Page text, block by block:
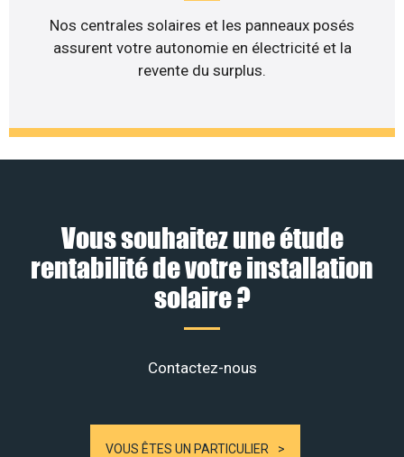
Nos centrales solaires et les panneaux posés
assurent votre autonomie en électricité et la
revente du surplus.
Vous souhaitez une étude
rentabilité de votre installation
solaire ?
Contactez-nous
VOUS ÊTES UN PARTICULIER